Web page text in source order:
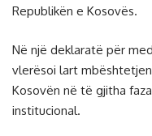
Republikën e Kosovës.
Në një deklaratë për
vlerësoi lart
Kosovën në të gjitha
institucional.